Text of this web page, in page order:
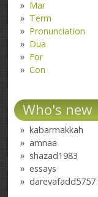
Mar
Term
Pronunciation
Dua
For
Con
Who's new
kabarmakkah
amnaa
shazad1983
essays
darevafadd5757